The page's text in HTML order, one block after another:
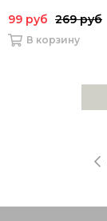
99 руб 269 руб
В корзину